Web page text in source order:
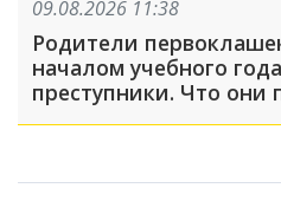
09.08.2026 11:38
Родители
началом учебного
преступники. Что они